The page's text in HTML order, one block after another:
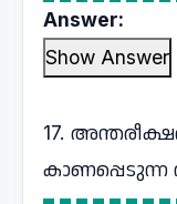
Answer:
Show Answer
17.
കാണപ്പെടുന്ന